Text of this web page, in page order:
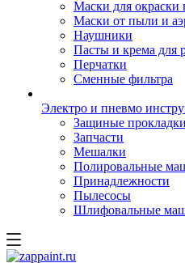
Маски для окраски
Маски от пыли и
Наушники
Пасты и крема для
Перчатки
Сменные фильтра
Электро и пневмо
Защиные
Запчасти
Мешалки
Полировальные
Принадлежности
Пылесосы
Шлифовальные